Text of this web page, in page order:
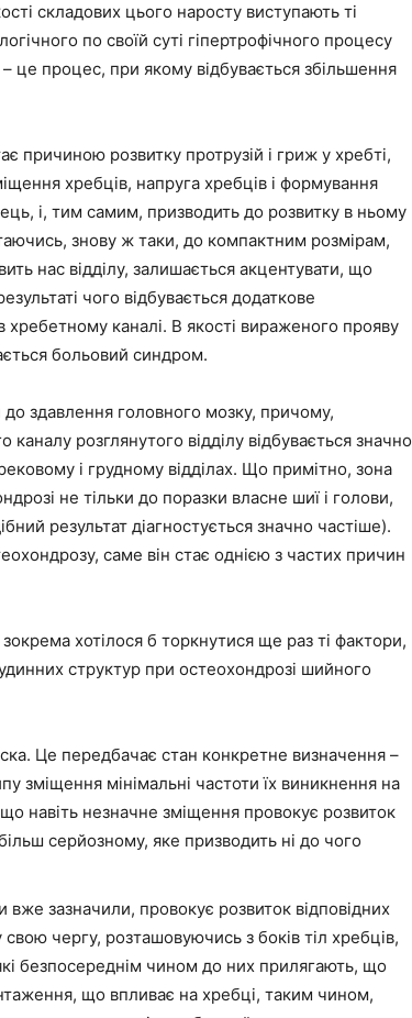
складових цього наросту виступають ті
по своїй суті гіпертрофічного процесу
– це процес, при якому відбувається збільшення
причиною розвитку протрузій і гриж у хребті,
хребців, напруга хребців і формування
і, тим самим, призводить до розвитку в ньому
знову ж таки, до компактним розмірам,
нас відділу, залишається акцентувати, що
чого відбувається додаткове
каналі. В якості вираженого прояву
больовий синдром.
здавлення головного мозку, причому,
розглянутого відділу відбувається значно
і грудному відділах. Що примітно, зона
не тільки до поразки власне шиї і голови,
результат діагностується значно частіше).
саме він стає однією з частих причин
хотілося б торкнутися ще раз ті фактори,
структур при остеохондрозі шийного
Це передбачає стан конкретне визначення –
зміщення мінімальні частоти їх виникнення на
навіть незначне зміщення провокує розвиток
серйозному, яке призводить ні до чого
зазначили, провокує розвиток відповідних
чергу, розташовуючись з боків тіл хребців,
безпосереднім чином до них прилягають, що
що впливає на хребці, таким чином,